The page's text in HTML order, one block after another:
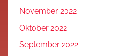
November 2022
Oktober 2022
September 2022